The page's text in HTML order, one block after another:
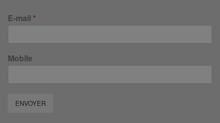
E-mail *
Mobile
ENVOYER